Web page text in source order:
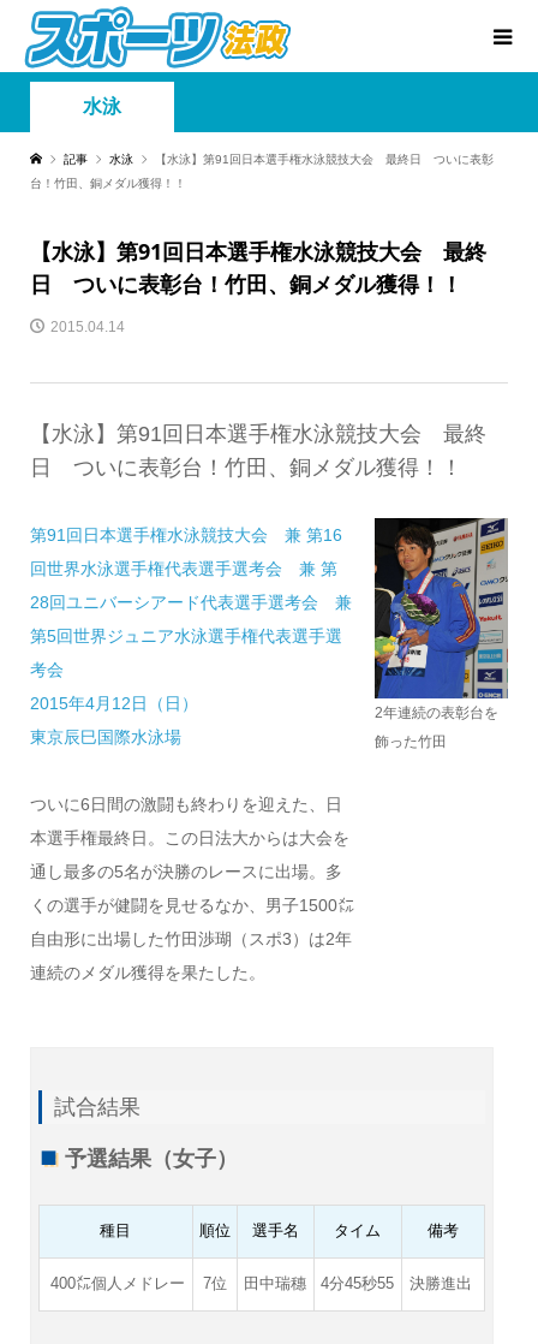
水泳
記事 水泳
【水泳】第91回日本選手権水泳競技大会 最終日 ついに表彰
台！竹田、銅メダル獲得！！
【水泳】第91回日本選手権水泳競技大会 最終
日 ついに表彰台！竹田、銅メダル獲得！！
2015.04.14
【水泳】第91回日本選手権水泳競技大会 最終
日 ついに表彰台！竹田、銅メダル獲得！！
第91回日本選手権水泳競技大会 兼 第16
回世界水泳選手権代表選手選考会 兼 第
28回ユニバーシアード代表選手選考会 兼
第5回世界ジュニア水泳選手権代表選手選
考会
2015年4月12日（日）
東京辰巳国際水泳場
ついに6日間の激闘も終わりを迎えた、日
本選手権最終日。この日法大からは大会を
通し最多の5名が決勝のレースに出場。多
くの選手が健闘を見せるなか、男子1500㍍
自由形に出場した竹田渉瑚（スポ3）は2年
連続のメダル獲得を果たした。
2年連続の表彰台を
飾った竹田
試合結果
予選結果（女子）
種目 順位 選手名 タイム 備考
400㍍個人メドレー 7位 田中瑞穗 4分45秒55 決勝進出